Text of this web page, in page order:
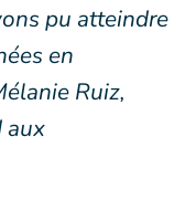
pu atteindre
en
Ruiz,
aux